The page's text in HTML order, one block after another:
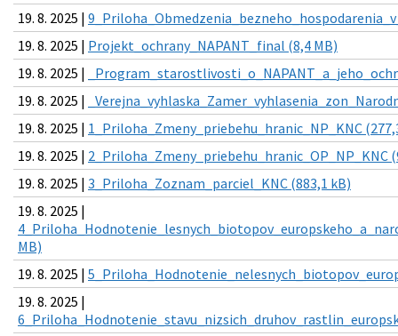
19. 8. 2025 |
19. 8. 2025 | Projekt_ochrany_NAPANT_final (8,4 MB)
19. 8. 2025 |
19. 8. 2025 |
19. 8. 2025 | 1_Priloha_Zmeny_priebehu_hranic_NP_KNC
19. 8. 2025 | 2_Priloha_Zmeny_priebehu_hranic_OP_NP_KNC
19. 8. 2025 | 3_Priloha_Zoznam_parciel_KNC (883,1 kB)
19. 8. 2025 |
MB)
19. 8. 2025 |
19. 8. 2025 |